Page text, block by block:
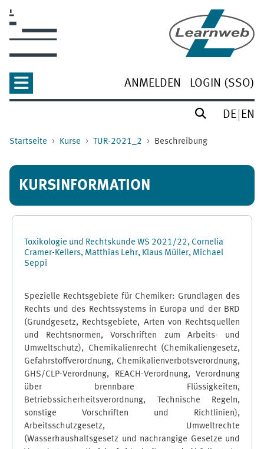
ANMELDEN LOGIN (SSO)
DE EN
Startseite Kurse TUR-2021_2 Beschreibung
KURSINFORMATION
Toxikologie und Rechtskunde WS 2021/22, Cornelia
Cramer-Kellers, Matthias Lehr, Klaus Müller, Michael
Seppi
Spezielle Rechtsgebiete für Chemiker: Grundlagen des
Rechts und des Rechtssystems in Europa und der BRD
(Grundgesetz, Rechtsgebiete, Arten von Rechtsquellen
und Rechtsnormen, Vorschriften zum Arbeits- und
Umweltschutz), Chemikalienrecht (Chemikaliengesetz,
Gefahrstoffverordnung, Chemikalienverbotsverordnung,
GHS/CLP-Verordnung, REACH-Verordnung, Verordnung
über brennbare Flüssigkeiten,
Betriebssicherheitsverordnung, Technische Regeln,
sonstige Vorschriften und Richtlinien),
Arbeitsschutzgesetz, Umweltrechte
(Wasserhaushaltsgesetz und nachrangige Gesetze und